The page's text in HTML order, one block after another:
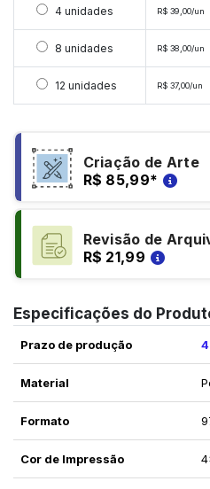
Selecionar 4 unidades
4 unidades R$ 39,00/un
Selecionar 8 unidades
8 unidades R$ 38,00/un
Selecionar 12 unidades
12 unidades R$ 37,00/un
Criação de Arte
R$ 85,99*
Revisão de
R$ 21,99
Especificações do
Prazo de produção
Material
Formato
Cor de Impressão